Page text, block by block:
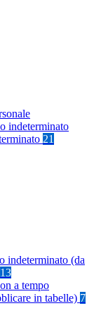
indeterminato
21
indeterminato (da
13
a tempo
in tabelle) 7